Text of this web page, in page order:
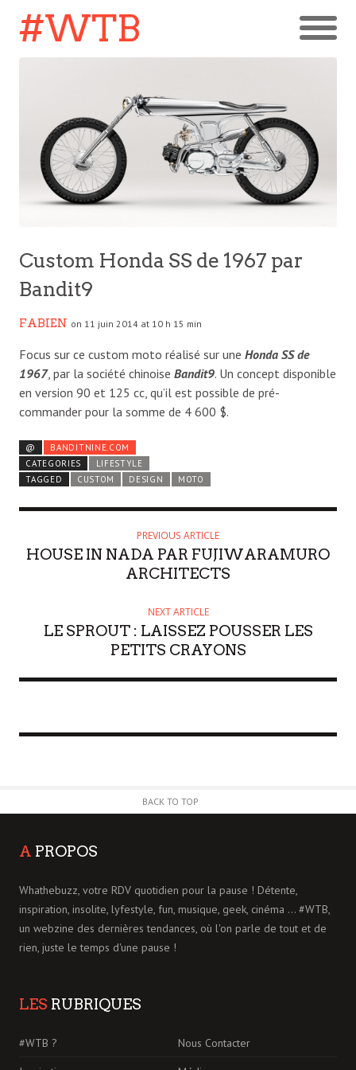
#WTB
Custom Honda SS de 1967 par
Bandit9
FABIEN on 11 juin 2014 at 10 h 15 min
Focus sur ce custom moto réalisé sur une Honda SS de
1967, par la société chinoise Bandit9. Un concept disponible
en version 90 et 125 cc, qu’il est possible de pré-
commander pour la somme de 4 600 $.
@
BANDITNINE.COM
CATEGORIES
LIFESTYLE
TAGGED
CUSTOM DESIGN MOTO
PREVIOUS ARTICLE
HOUSE IN NADA PAR FUJIWARAMURO
ARCHITECTS
NEXT ARTICLE
LE SPROUT : LAISSEZ POUSSER LES
PETITS CRAYONS
BACK TO TOP
A PROPOS
Whathebuzz, votre RDV quotidien pour la pause ! Détente,
inspiration, insolite, lyfestyle, fun, musique, geek, cinéma ... #WTB,
un webzine des dernières tendances, où l'on parle de tout et de
rien, juste le temps d'une pause !
LES RUBRIQUES
#WTB ?
Nous Contacter